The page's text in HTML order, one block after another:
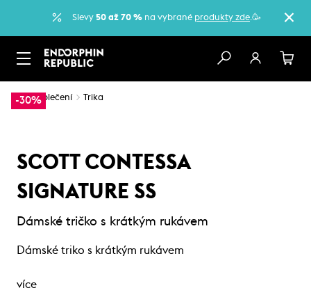
Slevy 50 až 70 % na vybrané produkty zde.🥳
-30%
… Oblečení Trika
SCOTT CONTESSA
SIGNATURE SS
Dámské tričko s krátkým rukávem
Dámské triko s krátkým rukávem
více